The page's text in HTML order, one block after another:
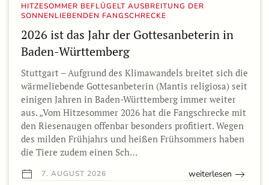
HITZESOMMER BEFLÜGELT AUSBREITUNG DER
SONNENLIEBENDEN FANGSCHRECKE
2026 ist das Jahr der Gottesanbeterin in
Baden-Württemberg
Stuttgart – Aufgrund des Klimawandels breitet sich die
wärmeliebende Gottesanbeterin (Mantis religiosa) seit
einigen Jahren in Baden-Württemberg immer weiter
aus. „Vom Hitzesommer 2026 hat die Fangschrecke mit
den Riesenaugen offenbar besonders profitiert. Wegen
des milden Frühjahrs und heißen Frühsommers haben
die Tiere zudem einen Sch…
7. AUGUST 2026 weiterlesen